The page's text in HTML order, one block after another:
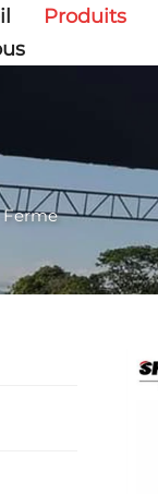
Produits
Ferme